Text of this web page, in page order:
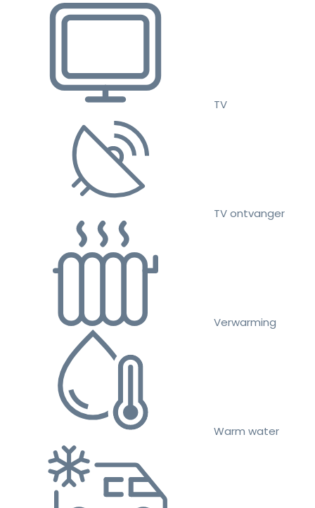
TV
TV ontvanger
Verwarming
Warm water